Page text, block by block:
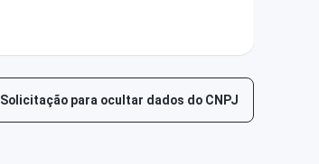
Solicitação para ocultar dados do CNPJ